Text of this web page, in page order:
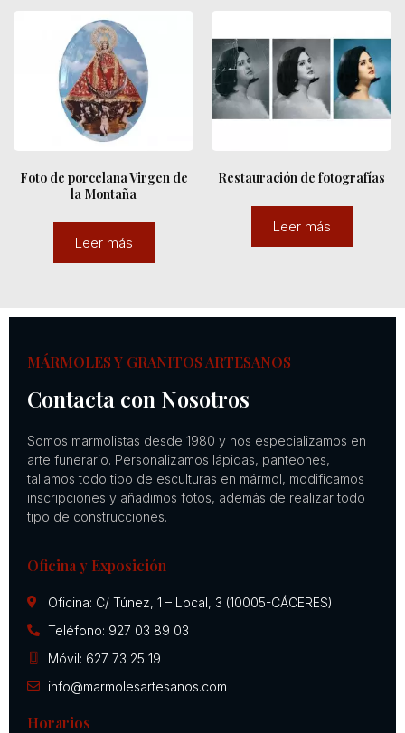
Foto de porcelana Virgen de
la Montaña
Leer más
Restauración de fotografías
Leer más
MÁRMOLES Y GRANITOS ARTESANOS
Contacta con Nosotros
Somos marmolistas desde 1980 y nos especializamos en
arte funerario. Personalizamos lápidas, panteones,
tallamos todo tipo de esculturas en mármol, modificamos
inscripciones y añadimos fotos, además de realizar todo
tipo de construcciones.
Oficina y Exposición
Oficina: C/ Túnez, 1 – Local, 3 (10005-CÁCERES)
Teléfono: 927 03 89 03
Móvil: 627 73 25 19
info@marmolesartesanos.com
Horarios